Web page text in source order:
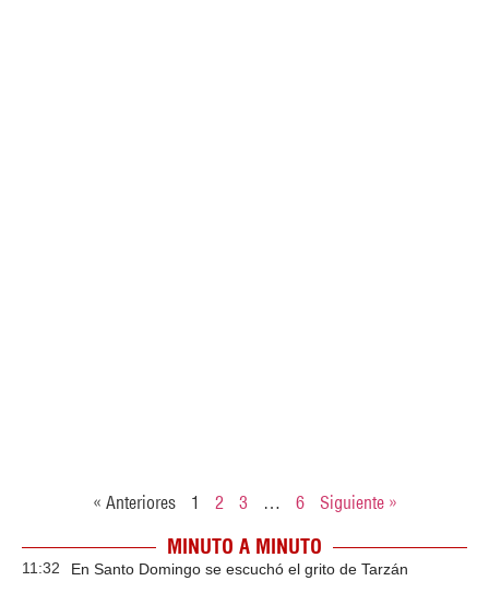
« Anteriores 1 2 3 … 6 Siguiente »
MINUTO A MINUTO
11:32 En Santo Domingo se escuchó el grito de Tarzán